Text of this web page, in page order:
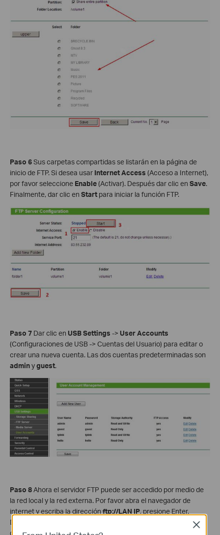
Paso 6Sus carpetas compartidas se listarán en la página de
inicio de FTP. Si desea usar Internet Access (Acceso a Internet),
por favor seleccione Enable(Activar). Después dar clic en Save.
Finalmente, dar clic en Start para iniciar la función FTP.
Paso 7 Dar clic en USB Settings -> User Accounts
(Configuraciones de USB -> Cuentas del Usuario) para editar o
crear una nueva cuenta. Las dos cuentas predeterminadas son
adminyguest.
Paso 8Ahora el servidor FTP puede ser accedido por medio de
la red local y la red externa. Por favor abra el navegador de
internet y escriba la dirección ftp://LAN IP, presione Enter.
Después escriba su cuenta para ingresar al servidor FTP. Aquí la
dirección IP del router es 192.168.0.1.
Close